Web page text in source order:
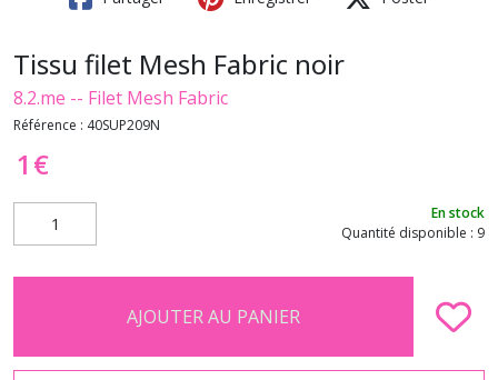
Tissu filet Mesh Fabric noir
8.2.me -- Filet Mesh Fabric
Référence : 40SUP209N
1 €
En stock
Quantité disponible : 9
AJOUTER AU PANIER